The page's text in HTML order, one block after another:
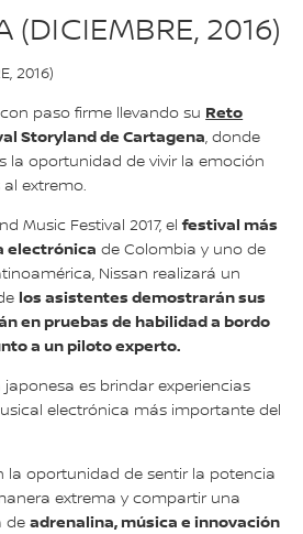
(DICIEMBRE, 2016)
2016)
paso firme llevando su Reto
Storyland de Cartagena, donde
la oportunidad de vivir la emoción
extremo.
Music Festival 2017, elfestival más
electrónica de Colombia y uno de
Nissan realizará un
los asistentes demostrarán sus
en pruebas de habilidad a bordo
a un piloto experto.
es brindar experiencias
electrónica más importante del
la oportunidad de sentir la potencia
extrema y compartir una
deadrenalina, música e innovación